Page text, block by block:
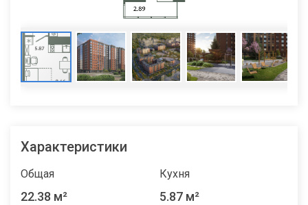
Характеристики
Общая
22.38 м²
Кухня
5.87 м²